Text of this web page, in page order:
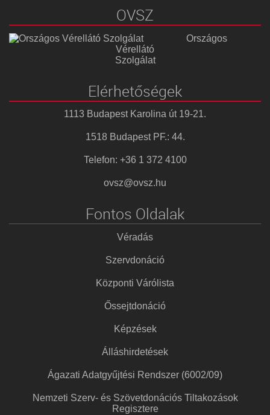
OVSZ
Országos
Vérellátó
Szolgálat
Elérhetőségek
1113 Budapest Karolina út 19-21.
1518 Budapest PF.: 44.
Telefon: +36 1 372 4100
ovsz@ovsz.hu
Fontos Oldalak
Véradás
Szervdonáció
Központi Várólista
Őssejtdonáció
Képzések
Álláshirdetések
Ágazati Adatgyűjtési Rendszer (6002/09)
Nemzeti Szerv- és Szövetdonációs Tiltakozások
Regisztere